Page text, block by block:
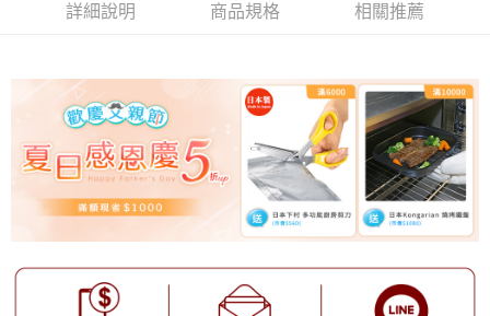
詳細說明 商品規格 相關推薦